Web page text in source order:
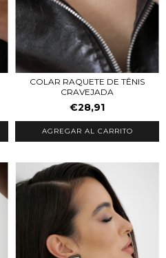
COLAR RAQUETE DE TÊNIS
CRAVEJADA
€28,91
AGREGAR AL CARRITO